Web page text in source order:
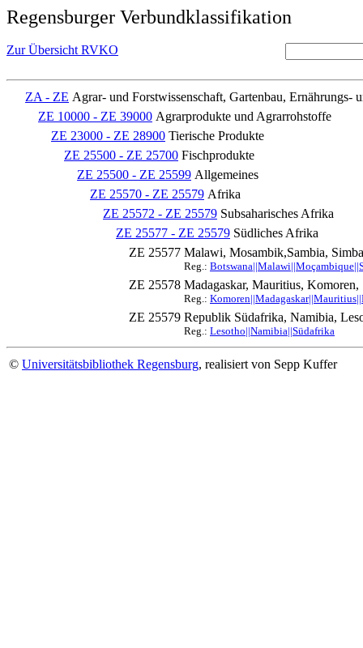
Regensburger Verbundklassifikation
Zur Übersicht RVKO
ZA - ZE Agrar- und Forstwissenschaft, Gartenbau, Ernährungs-
ZE 10000 - ZE 39000 Agrarprodukte und Agrarrohstoffe
ZE 23000 - ZE 28900 Tierische Produkte
ZE 25500 - ZE 25700 Fischprodukte
ZE 25500 - ZE 25599 Allgemeines
ZE 25570 - ZE 25579 Afrika
ZE 25572 - ZE 25579 Subsaharisches Afrika
ZE 25577 - ZE 25579 Südliches Afrika
ZE 25577 Malawi, Mosambik,Sambia,
Reg.:
ZE 25578 Madagaskar, Mauritius,
Reg.:
ZE 25579 Republik Südafrika, Namibia,
Reg.: Lesotho||Namibia||Südafrika
© Universitätsbibliothek Regensburg, realisiert von Sepp Kuffer